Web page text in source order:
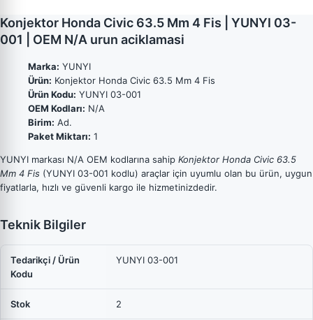
Konjektor Honda Civic 63.5 Mm 4 Fis | YUNYI 03-
001 | OEM N/A urun aciklamasi
Marka: YUNYI
Ürün: Konjektor Honda Civic 63.5 Mm 4 Fis
Ürün Kodu: YUNYI 03-001
OEM Kodları: N/A
Birim: Ad.
Paket Miktarı: 1
YUNYI markası N/A OEM kodlarına sahip Konjektor Honda Civic 63.5
Mm 4 Fis (YUNYI 03-001 kodlu) araçlar için uyumlu olan bu ürün, uygun
fiyatlarla, hızlı ve güvenli kargo ile hizmetinizdedir.
Teknik Bilgiler
Tedarikçi / Ürün
Kodu
YUNYI 03-001
Stok 2